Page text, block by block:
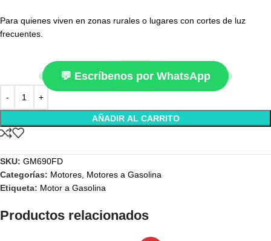
Para quienes viven en zonas rurales o lugares con cortes de luz
frecuentes.
💬 Escríbenos por WhatsApp
AÑADIR AL CARRITO
SKU: GM690FD
Categorías: Motores, Motores a Gasolina
Etiqueta: Motor a Gasolina
Productos relacionados